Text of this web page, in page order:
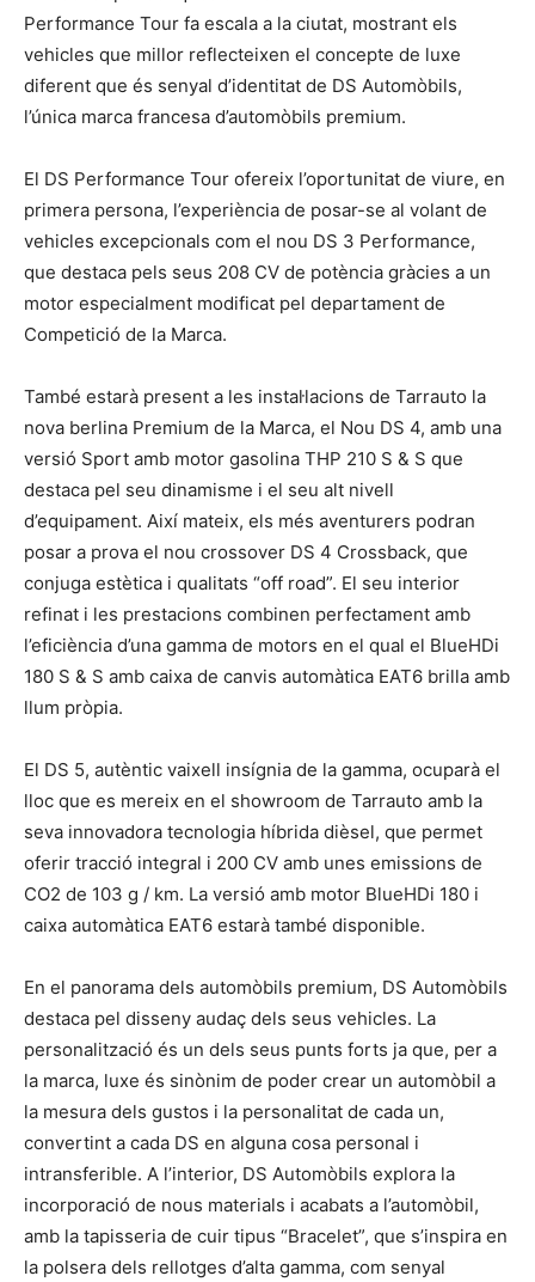
Performance Tour fa escala a la ciutat, mostrant els
vehicles que millor reflecteixen el concepte de luxe
diferent que és senyal d’identitat de DS Automòbils,
l’única marca francesa d’automòbils premium.
El DS Performance Tour ofereix l’oportunitat de viure, en
primera persona, l’experiència de posar-se al volant de
vehicles excepcionals com el nou DS 3 Performance,
que destaca pels seus 208 CV de potència gràcies a un
motor especialment modificat pel departament de
Competició de la Marca.
També estarà present a les instal·lacions de Tarrauto la
nova berlina Premium de la Marca, el Nou DS 4, amb una
versió Sport amb motor gasolina THP 210 S & S que
destaca pel seu dinamisme i el seu alt nivell
d’equipament. Així mateix, els més aventurers podran
posar a prova el nou crossover DS 4 Crossback, que
conjuga estètica i qualitats “off road”. El seu interior
refinat i les prestacions combinen perfectament amb
l’eficiència d’una gamma de motors en el qual el BlueHDi
180 S & S amb caixa de canvis automàtica EAT6 brilla amb
llum pròpia.
El DS 5, autèntic vaixell insígnia de la gamma, ocuparà el
lloc que es mereix en el showroom de Tarrauto amb la
seva innovadora tecnologia híbrida dièsel, que permet
oferir tracció integral i 200 CV amb unes emissions de
CO2 de 103 g / km. La versió amb motor BlueHDi 180 i
caixa automàtica EAT6 estarà també disponible.
En el panorama dels automòbils premium, DS Automòbils
destaca pel disseny audaç dels seus vehicles. La
personalització és un dels seus punts forts ja que, per a
la marca, luxe és sinònim de poder crear un automòbil a
la mesura dels gustos i la personalitat de cada un,
convertint a cada DS en alguna cosa personal i
intransferible. A l’interior, DS Automòbils explora la
incorporació de nous materials i acabats a l’automòbil,
amb la tapisseria de cuir tipus “Bracelet”, que s’inspira en
la polsera dels rellotges d’alta gamma, com senyal